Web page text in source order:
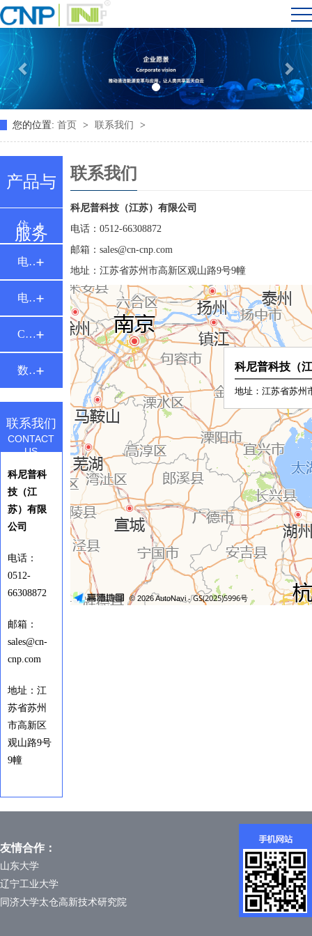
您的位置: 首页 > 联系我们 >
产品与
服务
仿真与工程服务
电池箱体与托盘
电池系统 PACK
CTC智能底盘
数控机床与装备
联系我们
CONTACT
US
科尼普科
技（江
苏）有限
公司
电话：
0512-
66308872
邮箱：
sales@cn-
cnp.com
地址：江
苏省苏州
市高新区
观山路9号
9幢
联系我们
科尼普科技（江苏）有限公司
电话：0512-66308872
邮箱：sales@cn-cnp.com
地址：江苏省苏州市高新区观山路9号9幢
友情合作：
山东大学
辽宁工业大学
同济大学太仓高新技术研究院